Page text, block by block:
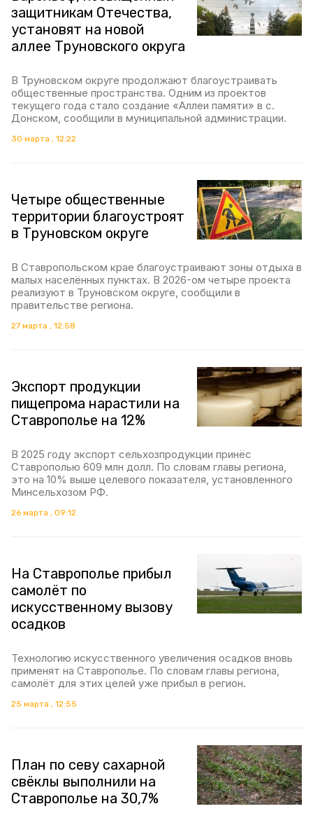
защитникам Отечества,
установят на новой
аллее Труновского округа
В Труновском округе продолжают благоустраивать
общественные пространства. Одним из проектов
текущего года стало создание «Аллеи памяти» в с.
Донском, сообщили в муниципальной администрации.
30 марта , 12:22
Четыре общественные
территории благоустроят
в Труновском округе
В Ставропольском крае благоустраивают зоны отдыха в
малых населённых пунктах. В 2026-ом четыре проекта
реализуют в Труновском округе, сообщили в
правительстве региона.
27 марта , 12:58
Экспорт продукции
пищепрома нарастили на
Ставрополье на 12%
В 2025 году экспорт сельхозпродукции принёс
Ставрополью 609 млн долл. По словам главы региона,
это на 10% выше целевого показателя, установленного
Минсельхозом РФ.
26 марта , 09:12
На Ставрополье прибыл
самолёт по
искусственному вызову
осадков
Технологию искусственного увеличения осадков вновь
применят на Ставрополье. По словам главы региона,
самолёт для этих целей уже прибыл в регион.
25 марта , 12:55
План по севу сахарной
свёклы выполнили на
Ставрополье на 30,7%